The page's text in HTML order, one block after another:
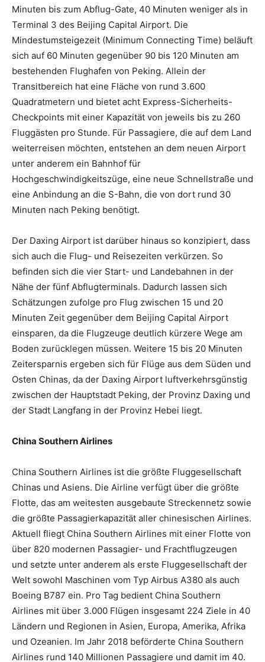
Minuten bis zum Abflug-Gate, 40 Minuten weniger als in
Terminal 3 des Beijing Capital Airport. Die
Mindestumsteigezeit (Minimum Connecting Time) beläuft
sich auf 60 Minuten gegenüber 90 bis 120 Minuten am
bestehenden Flughafen von Peking. Allein der
Transitbereich hat eine Fläche von rund 3.600
Quadratmetern und bietet acht Express-Sicherheits-
Checkpoints mit einer Kapazität von jeweils bis zu 260
Fluggästen pro Stunde. Für Passagiere, die auf dem Land
weiterreisen möchten, entstehen an dem neuen Airport
unter anderem ein Bahnhof für
Hochgeschwindigkeitszüge, eine neue Schnellstraße und
eine Anbindung an die S-Bahn, die von dort rund 30
Minuten nach Peking benötigt.
Der Daxing Airport ist darüber hinaus so konzipiert, dass
sich auch die Flug- und Reisezeiten verkürzen. So
befinden sich die vier Start- und Landebahnen in der
Nähe der fünf Abflugterminals. Dadurch lassen sich
Schätzungen zufolge pro Flug zwischen 15 und 20
Minuten Zeit gegenüber dem Beijing Capital Airport
einsparen, da die Flugzeuge deutlich kürzere Wege am
Boden zurücklegen müssen. Weitere 15 bis 20 Minuten
Zeitersparnis ergeben sich für Flüge aus dem Süden und
Osten Chinas, da der Daxing Airport luftverkehrsgünstig
zwischen der Hauptstadt Peking, der Provinz Daxing und
der Stadt Langfang in der Provinz Hebei liegt.
China Southern Airlines
China Southern Airlines ist die größte Fluggesellschaft
Chinas und Asiens. Die Airline verfügt über die größte
Flotte, das am weitesten ausgebaute Streckennetz sowie
die größte Passagierkapazität aller chinesischen Airlines.
Aktuell fliegt China Southern Airlines mit einer Flotte von
über 820 modernen Passagier- und Frachtflugzeugen
und setzte unter anderem als erste Fluggesellschaft der
Welt sowohl Maschinen vom Typ Airbus A380 als auch
Boeing B787 ein. Pro Tag bedient China Southern
Airlines mit über 3.000 Flügen insgesamt 224 Ziele in 40
Ländern und Regionen in Asien, Europa, Amerika, Afrika
und Ozeanien. Im Jahr 2018 beförderte China Southern
Airlines rund 140 Millionen Passagiere und damit im 40.